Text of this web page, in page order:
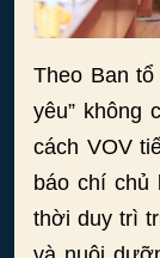
Theo Ban
yêu” không
cách VOV
báo chí chủ
thời duy trì